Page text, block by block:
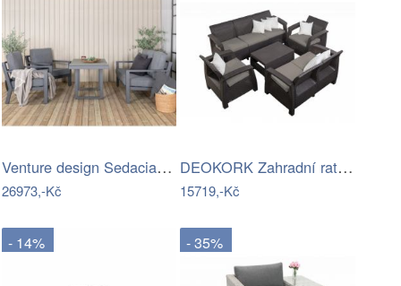
Venture design Sedacia súprava…
26973,-Kč
DEOKORK Zahradní ratanová sestava …
15719,-Kč
- 14% - 35%